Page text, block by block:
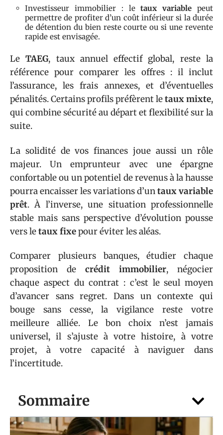
Sommaire
Investisseur immobilier : letaux variable peut
permettre de profiter d’un coût inférieur si la durée
de détention du bien reste courte ou si une revente
rapide est envisagée.
LeTAEG, taux annuel effectif global, reste la
référence pour comparer les offres : il inclut
l’assurance, les frais annexes, et d’éventuelles
pénalités. Certains profils préfèrent letaux mixte,
qui combine sécurité au départ et flexibilité sur la
suite.
La solidité de vos finances joue aussi un rôle
majeur. Un emprunteur avec une épargne
confortable ou un potentiel de revenus à la hausse
pourra encaisser les variations d’untaux variable
prêt. À l’inverse, une situation professionnelle
stable mais sans perspective d’évolution pousse
vers letaux fixepour éviter les aléas.
Comparer plusieurs banques, étudier chaque
proposition de crédit immobilier, négocier
chaque aspect du contrat : c’est le seul moyen
d’avancer sans regret. Dans un contexte qui
bouge sans cesse, la vigilance reste votre
meilleure alliée. Le bon choix n’est jamais
universel, il s’ajuste à votre histoire, à votre
projet, à votre capacité à naviguer dans
l’incertitude.